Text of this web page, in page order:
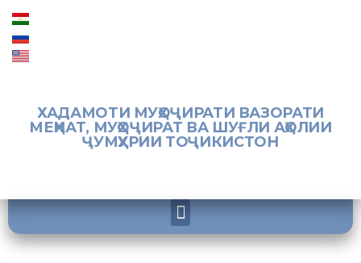
ХАДАМОТИ МУҲОҶИРАТИ ВАЗОРАТИ
МЕҲНАТ, МУҲОҶИРАТ ВА ШУҒЛИ АҲОЛИИ
ҶУМҲУРИИ ТОҶИКИСТОН